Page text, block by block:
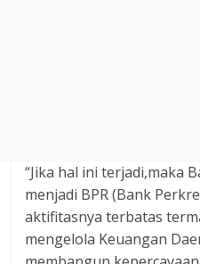
“Jika hal ini terjadi,maka
menjadi BPR (Bank
aktifitasnya terbatas
mengelola Keuangan